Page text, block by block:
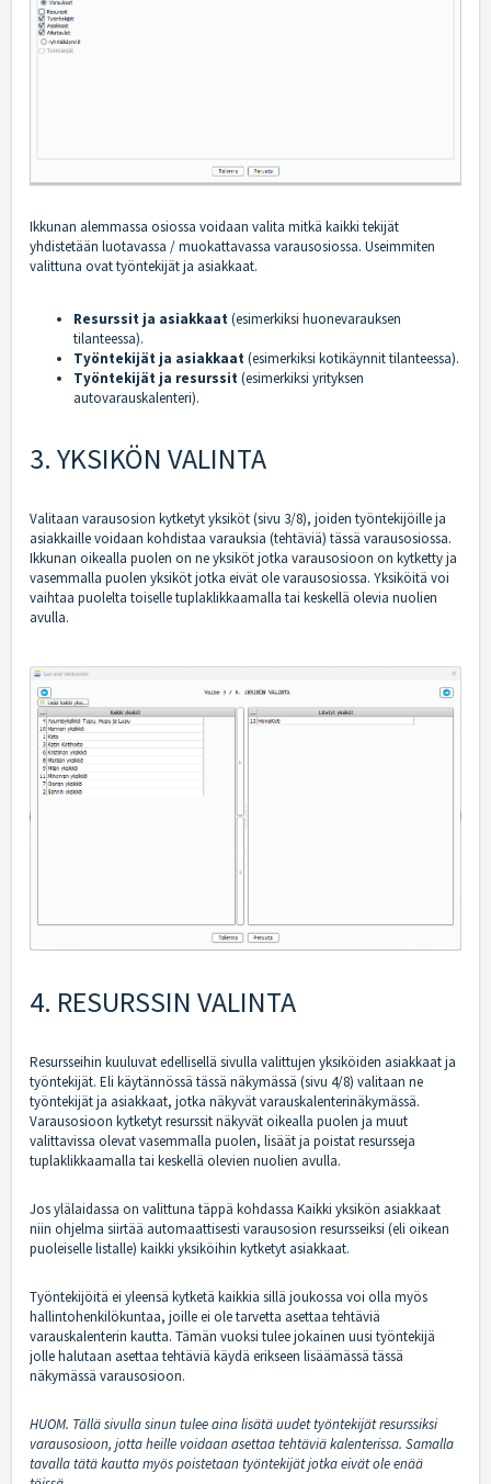
Ikkunan alemmassa osiossa voidaan valita mitkä kaikki tekijät
yhdistetään luotavassa / muokattavassa varausosiossa. Useimmiten
valittuna ovat työntekijät ja asiakkaat.
Resurssit ja asiakkaat(esimerkiksi huonevarauksen
tilanteessa).
Työntekijät ja asiakkaat(esimerkiksi kotikäynnit tilanteessa).
Työntekijät ja resurssit(esimerkiksi yrityksen
autovarauskalenteri).
3. YKSIKÖN VALINTA
Valitaan varausosion kytketyt yksiköt (sivu 3/8), joiden työntekijöille ja
asiakkaille voidaan kohdistaa varauksia (tehtäviä) tässä varausosiossa.
Ikkunan oikealla puolen on ne yksiköt jotka varausosioon on kytketty ja
vasemmalla puolen yksiköt jotka eivät ole varausosiossa. Yksiköitä voi
vaihtaa puolelta toiselle tuplaklikkaamalla tai keskellä olevia nuolien
avulla.
4. RESURSSIN VALINTA
Resursseihin kuuluvat edellisellä sivulla valittujen yksiköiden asiakkaat ja
työntekijät. Eli käytännössä tässä näkymässä (sivu 4/8) valitaan ne
työntekijät ja asiakkaat, jotka näkyvät varauskalenterinäkymässä.
Varausosioon kytketyt resurssit näkyvät oikealla puolen ja muut
valittavissa olevat vasemmalla puolen, lisäät ja poistat resursseja
tuplaklikkaamalla tai keskellä olevien nuolien avulla.
Jos ylälaidassa on valittuna täppä kohdassa Kaikki yksikön asiakkaat
niin ohjelma siirtää automaattisesti varausosion resursseiksi (eli oikean
puoleiselle listalle) kaikki yksiköihin kytketyt asiakkaat.
Työntekijöitä ei yleensä kytketä kaikkia sillä joukossa voi olla myös
hallintohenkilökuntaa, joille ei ole tarvetta asettaa tehtäviä
varauskalenterin kautta. Tämän vuoksi tulee jokainen uusi työntekijä
jolle halutaan asettaa tehtäviä käydä erikseen lisäämässä tässä
näkymässä varausosioon.
HUOM. Tällä sivulla sinun tulee aina lisätä uudet työntekijät resurssiksi
varausosioon, jotta heille voidaan asettaa tehtäviä kalenterissa. Samalla
tavalla tätä kautta myös poistetaan työntekijät jotka eivät ole enää